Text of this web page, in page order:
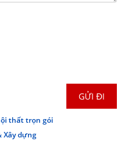
thất trọn gói
Xây dựng